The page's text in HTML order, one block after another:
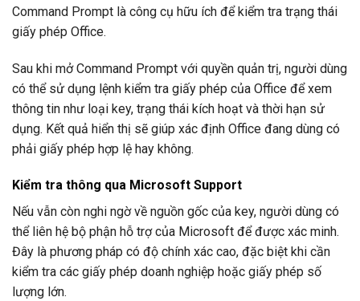
Command Prompt là công cụ hữu ích để kiểm tra trạng thái
giấy phép Office.
Sau khi mở Command Prompt với quyền quản trị, người dùng
có thể sử dụng lệnh kiểm tra giấy phép của Office để xem
thông tin như loại key, trạng thái kích hoạt và thời hạn sử
dụng. Kết quả hiển thị sẽ giúp xác định Office đang dùng có
phải giấy phép hợp lệ hay không.
Kiểm tra thông qua Microsoft Support
Nếu vẫn còn nghi ngờ về nguồn gốc của key, người dùng có
thể liên hệ bộ phận hỗ trợ của Microsoft để được xác minh.
Đây là phương pháp có độ chính xác cao, đặc biệt khi cần
kiểm tra các giấy phép doanh nghiệp hoặc giấy phép số
lượng lớn.